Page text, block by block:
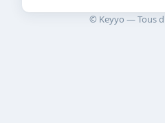
© Keyyo — Tous